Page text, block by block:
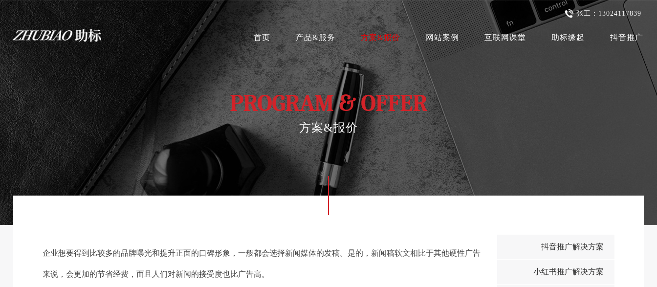
张工：13024117839
首页 产品&服务 方案&报价 网站案例 互联网课堂 助标缘起 抖音推广
PROGRAM & OFFER
方案&报价
抖音推广解决方案
小红书推广解决方案
企业想要得到比较多的品牌曝光和提升正面的口碑形象，一般都会选择新闻媒体的发稿。是的，新闻稿软文相比于其他硬性广告
来说，会更加的节省经费，而且人们对新闻的接受度也比广告高。